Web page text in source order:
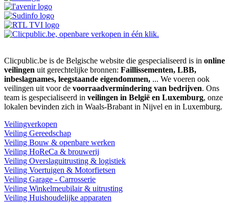
Clicpublic.be is de Belgische website die gespecialiseerd is in online
veilingen uit gerechtelijke bronnen: Faillissementen, LBB,
inbeslagnames, leegstaande eigendommen, ... We voeren ook
veilingen uit voor de voorraadvermindering van bedrijven. Ons
team is gespecialiseerd in veilingen in België en Luxemburg, onze
lokalen bevinden zich in Waals-Brabant in Nijvel en in Luxemburg.
Veilingverkopen
Veiling Gereedschap
Veiling Bouw & openbare werken
Veiling HoReCa & brouwerij
Veiling Overslaguitrusting & logistiek
Veiling Voertuigen & Motorfietsen
Veiling Garage - Carrosserie
Veiling Winkelmeubilair & uitrusting
Veiling Huishoudelijke apparaten